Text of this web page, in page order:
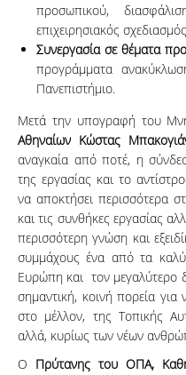
προσωπικού,
επιχειρησιακός
Συνεργασία σε θέματα
προγράμματα
Πανεπιστήμιο.
Μετά την υπογραφή του
Αθηναίων Κώστας
αναγκαία από ποτέ, η
της εργασίας και το
να αποκτήσει περισσότερα
και τις συνθήκες εργασίας
περισσότερη γνώση και
συμμάχους ένα από τα
Ευρώπη και τον μεγαλύτερο
σημαντική, κοινή πορεία
στο μέλλον, της Τοπικής
αλλά, κυρίως των νέων
Ο Πρύτανης του ΟΠΑ,